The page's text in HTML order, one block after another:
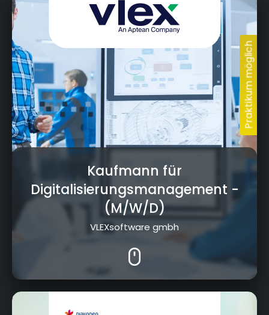
Kaufmann für
Digitalisierungsmanagement -
(M/W/D)
VLEXsoftware gmbh
Langheinrichstr. 1, 95502 Himmelkron